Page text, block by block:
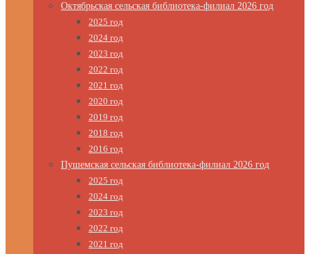
Октябрьская сельская библиотека-филиал 2026 год
2025 год
2024 год
2023 год
2022 год
2021 год
2020 год
2019 год
2018 год
2016 год
Пушемская сельская библиотека-филиал 2026 год
2025 год
2024 год
2023 год
2022 год
2021 год